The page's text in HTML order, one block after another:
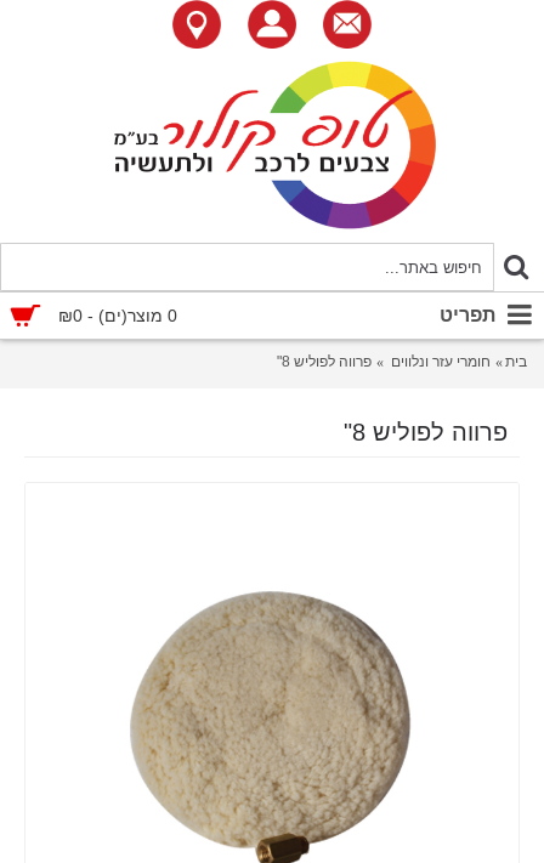
0 מוצר(ים) - ₪0 תפריט
בית חומרי עזר ונלווים פרווה לפוליש 8"
פרווה לפוליש 8"